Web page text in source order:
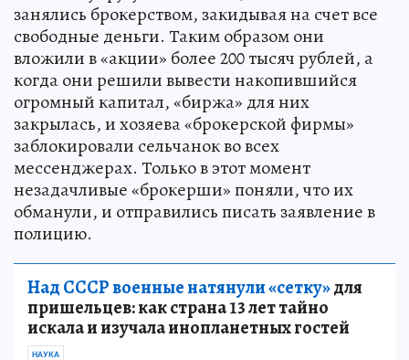
занялись брокерством, закидывая на счет все
свободные деньги. Таким образом они
вложили в «акции» более 200 тысяч рублей, а
когда они решили вывести накопившийся
огромный капитал, «биржа» для них
закрылась, и хозяева «брокерской фирмы»
заблокировали сельчанок во всех
мессенджерах. Только в этот момент
незадачливые «брокерши» поняли, что их
обманули, и отправились писать заявление в
полицию.
Над СССР военные натянули «сетку»для
пришельцев: как страна 13 лет тайно
искала и изучала инопланетных гостей
НАУКА